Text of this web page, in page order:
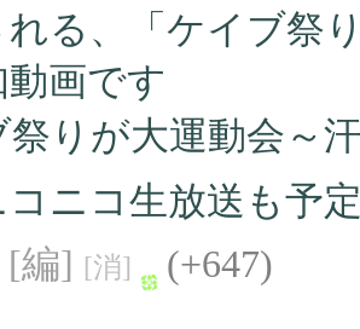
れる、「ケ­イブ祭
画です
祭りが大運動会～
コニコ生放送も予
[編] [消]
(+647)